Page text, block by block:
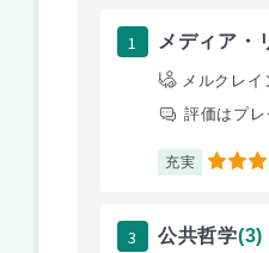
1 メディア・
メルクレイ
評価はプ
充実 5
3 公共哲学(3)